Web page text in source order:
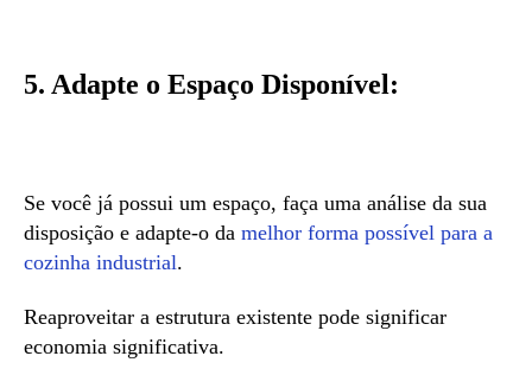
5. Adapte o Espaço Disponível:
Se você já possui um espaço, faça uma análise da sua
disposição e adapte-o da melhor forma possível para a
cozinha industrial.
Reaproveitar a estrutura existente pode significar
economia significativa.